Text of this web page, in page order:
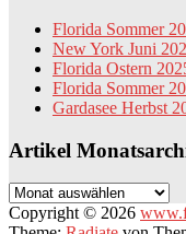
Florida Sommer
New York Juni
Florida Ostern
Florida Sommer
Gardasee Herbst
Artikel
Artikel
Monatsarchiv
Copyright © 2026